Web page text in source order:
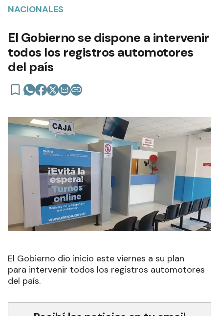
NACIONALES
El Gobierno se dispone a intervenir
todos los registros automotores
del país
El Gobierno dio inicio este viernes a su plan
para intervenir todos los registros automotores
del país.